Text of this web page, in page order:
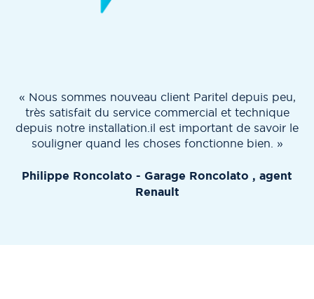
« Nous sommes nouveau client Paritel depuis peu,
très satisfait du service commercial et technique
depuis notre installation.il est important de savoir le
souligner quand les choses fonctionne bien. »
Philippe Roncolato - Garage Roncolato , agent
Renault